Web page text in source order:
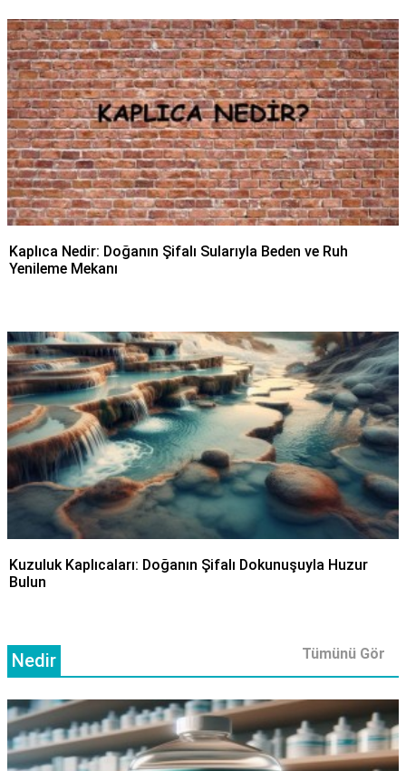
Kaplıca Nedir: Doğanın Şifalı Sularıyla Beden ve Ruh
Yenileme Mekanı
Kuzuluk Kaplıcaları: Doğanın Şifalı Dokunuşuyla Huzur
Bulun
Nedir Tümünü Gör